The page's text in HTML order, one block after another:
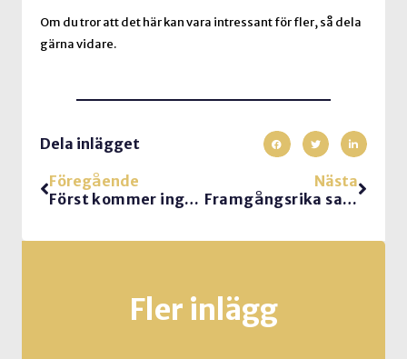
Om du tror att det här kan vara intressant för fler, så dela
gärna vidare.
Dela inlägget
Föregående
Först kommer inget…
Nästa
Framgångsrika samtal på mässgolvet
Fler inlägg